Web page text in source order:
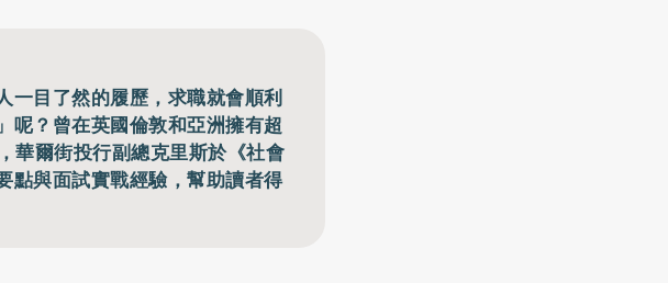
一目了然的履歷，求職就會順利
呢？曾在英國倫敦和亞洲擁有超
華爾街投行副總克里斯於《社會
點與面試實戰經驗，幫助讀者得